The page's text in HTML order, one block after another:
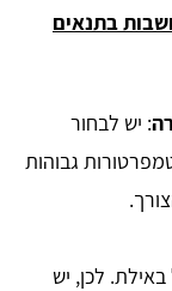
בתנאים
: יש לבחור
גבוהות
לכן, יש